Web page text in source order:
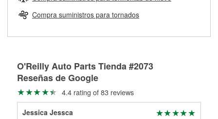
Herramientas de O'Reilly
pueden ser reutilizados, podemos ayudarte a encontrar las
partes de reemplazo correctas para tu reparación.
Rectificación de tambores y discos de freno
Compra suministros para tornados
O'Reilly Auto Parts Tienda #2073
Reseñas de Google
4.4 rating of 83 reviews
Jessica Jessca